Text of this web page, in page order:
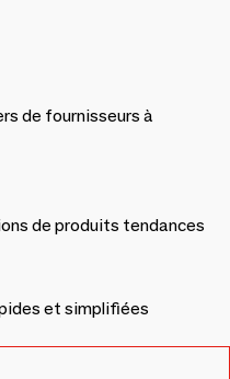
de fournisseurs à
de produits tendances
et simplifiées